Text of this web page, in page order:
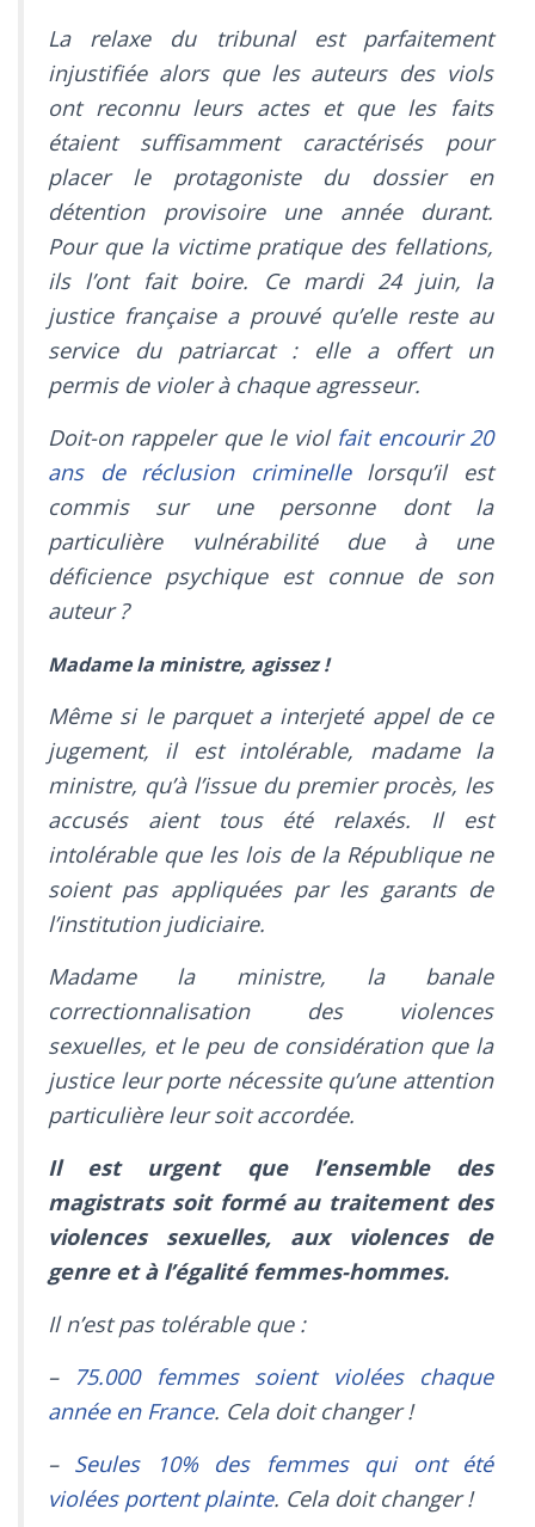
La relaxe du tribunal est parfaitement
injustifiée alors que les auteurs des viols
ont reconnu leurs actes et que les faits
étaient suffisamment caractérisés pour
placer le protagoniste du dossier en
détention provisoire une année durant.
Pour que la victime pratique des fellations,
ils l’ont fait boire. Ce mardi 24 juin, la
justice française a prouvé qu’elle reste au
service du patriarcat : elle a offert un
permis de violer à chaque agresseur.
Doit-on rappeler que le viol fait encourir 20
ans de réclusion criminellelorsqu’il est
commis sur une personne dont la
particulière vulnérabilité due à une
déficience psychique est connue de son
auteur ?
Madame la ministre, agissez !
Même si le parquet a interjeté appel de ce
jugement, il est intolérable, madame la
ministre, qu’à l’issue du premier procès, les
accusés aient tous été relaxés. Il est
intolérable que les lois de la République ne
soient pas appliquées par les garants de
l’institution judiciaire.
Madame la ministre, la banale
correctionnalisation des violences
sexuelles, et le peu de considération que la
justice leur porte nécessite qu’une attention
particulière leur soit accordée.
Il est urgent que l’ensemble des
magistrats soit formé au traitement des
violences sexuelles, aux violences de
genre et à l’égalité femmes-hommes.
Il n’est pas tolérable que :
– 75.000 femmes soient violées chaque
année en France. Cela doit changer !
– Seules 10% des femmes qui ont été
violées portent plainte. Cela doit changer !